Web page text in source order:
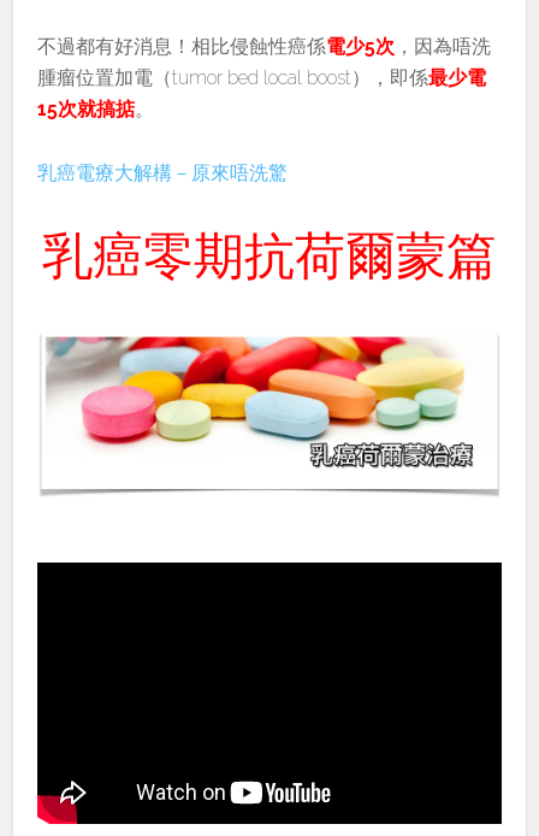
不過都有好消息！相比侵蝕性癌係電少5次 ，因為唔洗
腫瘤位置加電（tumor bed local boost），即係最少電
15次就搞掂。
乳癌電療大解構－原來唔洗驚
乳癌零期抗荷爾蒙篇